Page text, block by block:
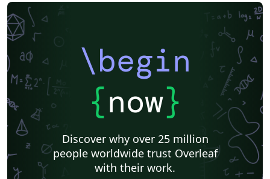
\begin
{now}
Discover why over 25 million
people worldwide trust Overleaf
with their work.